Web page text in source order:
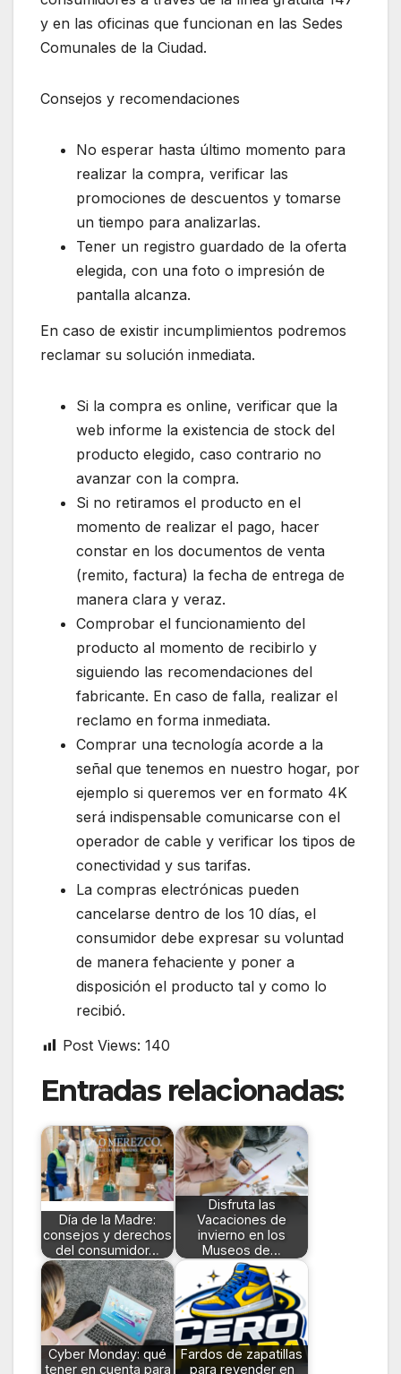
y en las oficinas que funcionan en las Sedes
Comunales de la Ciudad.
Consejos y recomendaciones
No esperar hasta último momento para
realizar la compra, verificar las
promociones de descuentos y tomarse
un tiempo para analizarlas.
Tener un registro guardado de la oferta
elegida, con una foto o impresión de
pantalla alcanza.
En caso de existir incumplimientos podremos
reclamar su solución inmediata.
Si la compra es online, verificar que la
web informe la existencia de stock del
producto elegido, caso contrario no
avanzar con la compra.
Si no retiramos el producto en el
momento de realizar el pago, hacer
constar en los documentos de venta
(remito, factura) la fecha de entrega de
manera clara y veraz.
Comprobar el funcionamiento del
producto al momento de recibirlo y
siguiendo las recomendaciones del
fabricante. En caso de falla, realizar el
reclamo en forma inmediata.
Comprar una tecnología acorde a la
señal que tenemos en nuestro hogar, por
ejemplo si queremos ver en formato 4K
será indispensable comunicarse con el
operador de cable y verificar los tipos de
conectividad y sus tarifas.
La compras electrónicas pueden
cancelarse dentro de los 10 días, el
consumidor debe expresar su voluntad
de manera fehaciente y poner a
disposición el producto tal y como lo
recibió.
Post Views: 140
Entradas relacionadas:
Día de la Madre:
consejos y derechos
del consumidor…
Disfruta las
Vacaciones de
invierno en los
Museos de…
Cyber Monday: qué
tener en cuenta para
Fardos de zapatillas
para revender en